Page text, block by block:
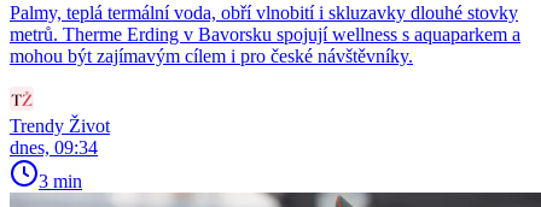
Palmy, teplá termální voda, obří vlnobití i skluzavky dlouhé stovky
metrů. Therme Erding v Bavorsku spojují wellness s aquaparkem a
mohou být zajímavým cílem i pro české návštěvníky.
Trendy Život
dnes, 09:34
3 min